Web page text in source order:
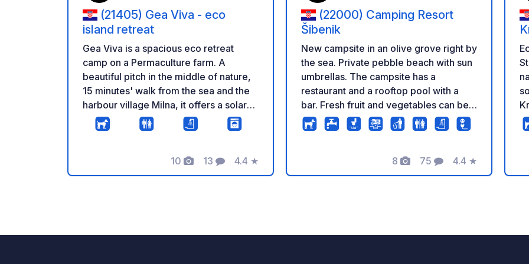
(21405) Gea Viva - eco
island retreat
Gea Viva is a spacious eco retreat
camp on a Permaculture farm. A
beautiful pitch in the middle of nature,
15 minutes' walk from the sea and the
harbour village Milna, it offers a solar
outdoor showers, compost toilets, a
Yoga tent, which you can use when
with a Pizza oven and a shady pavilion
with hammocks. One of the two spaces
10
Foto
13
Commenti
4.4
Valutazione
★
(22000) Camping Resort
Šibenik
New campsite in an olive grove right by
the sea. Private pebble beach with sun
umbrellas. The campsite has a
restaurant and a rooftop pool with a
bar. Fresh fruit and vegetables can be
bought at a small stand. The small
village of Jadrija is a 10-minute walk
find a pizzeria, a konoba (traditional
taverna), a small supermarket, and
8
Foto
75
Commenti
4.4
Valutazione
★